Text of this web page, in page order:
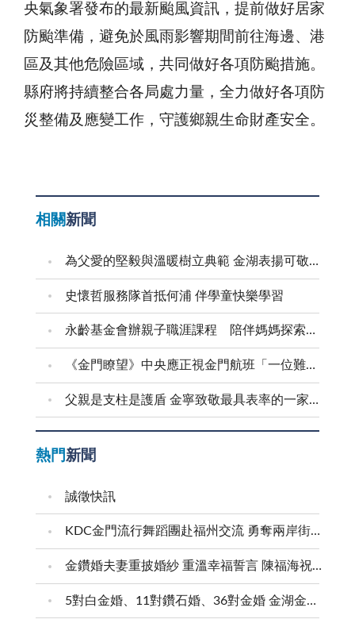
央氣象署發布的最新颱風資訊，提前做好居家
防颱準備，避免於風雨影響期間前往海邊、港
區及其他危險區域，共同做好各項防颱措施。
縣府將持續整合各局處力量，全力做好各項防
災整備及應變工作，守護鄉親生命財產安全。
相關新聞
為父愛的堅毅與溫暖樹立典範 金湖表揚可敬的父親
史懷哲服務隊首抵何浦 伴學童快樂學習
永齡基金會辦親子職涯課程 陪伴媽媽探索自我
《金門瞭望》中央應正視金門航班「一位難求」問題
父親是支柱是護盾 金寧致敬最具表率的一家之長
熱門新聞
誠徵快訊
KDC金門流行舞蹈團赴福州交流 勇奪兩岸街舞賽三等獎
金鑽婚夫妻重披婚紗 重溫幸福誓言 陳福海祝福牽手半世紀 情深相守成典範
5對白金婚、11對鑽石婚、36對金婚 金湖金沙夫妻共享榮耀時刻 陳福海表揚金鑽婚夫妻 向半世紀相守家庭典範致敬